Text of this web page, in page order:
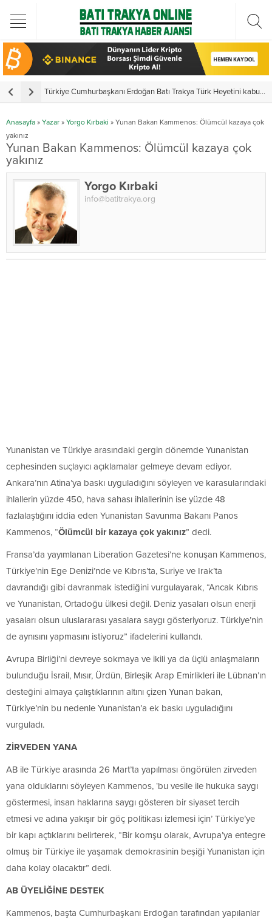
Türkiye Cumhurbaşkanı Erdoğan Batı Trakya Türk Heyetini kabul etti
Anasayfa » Yazar » Yorgo Kırbaki » Yunan Bakan Kammenos: Ölümcül kazaya çok
yakınız
Yunan Bakan Kammenos: Ölümcül kazaya çok
yakınız
Yorgo Kırbaki
info@batitrakya.org
Yunanistan ve Türkiye arasındaki gergin dönemde Yunanistan
cephesinden suçlayıcı açıklamalar gelmeye devam ediyor.
Ankara’nın Atina’ya baskı uyguladığını söyleyen ve karasularındaki
ihlallerin yüzde 450, hava sahası ihlallerinin ise yüzde 48
fazlalaştığını iddia eden Yunanistan Savunma Bakanı Panos
Kammenos, “Ölümcül bir kazaya çok yakınız” dedi.
Fransa’da yayımlanan Liberation Gazetesi’ne konuşan Kammenos,
Türkiye’nin Ege Denizi’nde ve Kıbrıs’ta, Suriye ve Irak’ta
davrandığı gibi davranmak istediğini vurgulayarak, “Ancak Kıbrıs
ve Yunanistan, Ortadoğu ülkesi değil. Deniz yasaları olsun enerji
yasaları olsun uluslararası yasalara saygı gösteriyoruz. Türkiye’nin
de aynısını yapmasını istiyoruz” ifadelerini kullandı.
Avrupa Birliği’ni devreye sokmaya ve ikili ya da üçlü anlaşmaların
bulunduğu İsrail, Mısır, Ürdün, Birleşik Arap Emirlikleri ile Lübnan’ın
desteğini almaya çalıştıklarının altını çizen Yunan bakan,
Türkiye’nin bu nedenle Yunanistan’a ek baskı uyguladığını
vurguladı.
ZİRVEDEN YANA
AB ile Türkiye arasında 26 Mart’ta yapılması öngörülen zirveden
yana olduklarını söyleyen Kammenos, ‘bu vesile ile hukuka saygı
göstermesi, insan haklarına saygı gösteren bir siyaset tercih
etmesi ve adına yakışır bir göç politikası izlemesi için’ Türkiye’ye
bir kapı açtıklarını belirterek, “Bir komşu olarak, Avrupa’ya entegre
olmuş bir Türkiye ile yaşamak demokrasinin beşiği Yunanistan için
daha kolay olacaktır” dedi.
AB ÜYELİĞİNE DESTEK
Kammenos, başta Cumhurbaşkanı Erdoğan tarafından yapılanlar